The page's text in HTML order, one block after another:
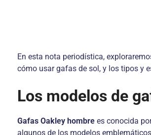
En esta nota periodística,
cómo usar gafas de sol, y los tipos y
Los modelos de
Gafas Oakley hombre es conocida
algunos de los modelos